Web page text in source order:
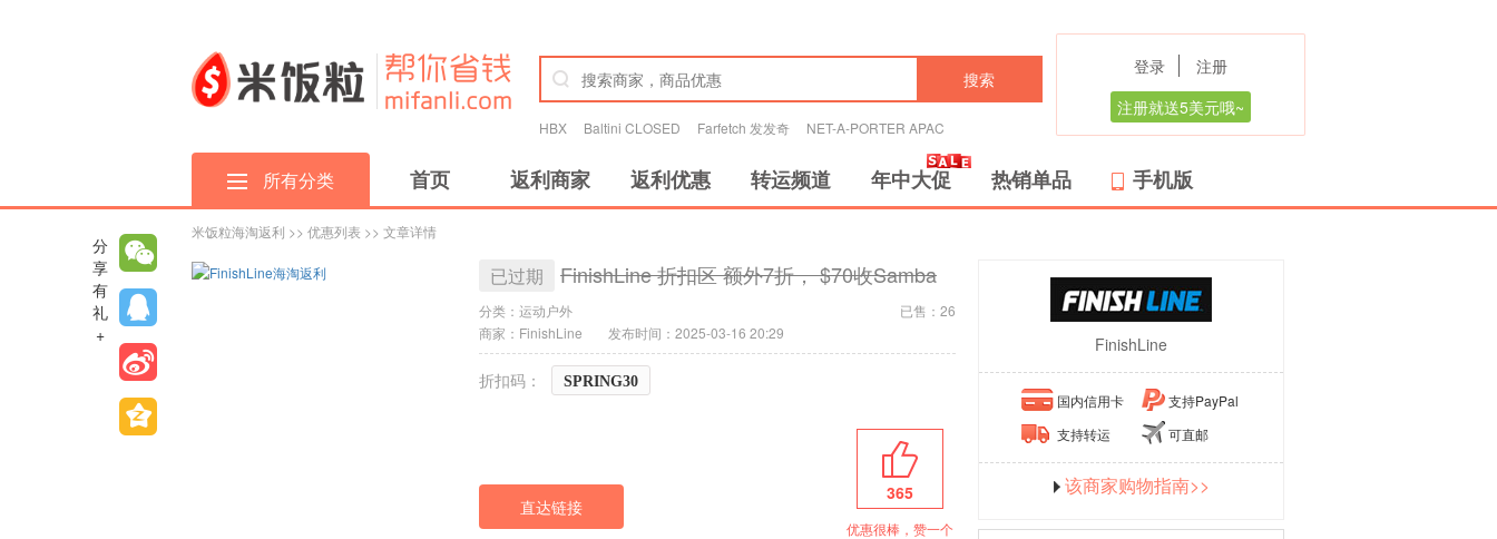
搜索
HBX Baltini CLOSED Farfetch 发发奇 NET-A-PORTER APAC
登录
注册
注册就送5美元哦~
所有分类 首页 返利商家 返利优惠 转运频道 年中大促 热销单品 手机版
米饭粒海淘返利 >> 优惠列表 >> 文章详情
已过期 FinishLine 折扣区 额外7折， $70收Samba
分类： 运动户外
已售：26
商家：FinishLine
发布时间：2025-03-16 20:29
折扣码： SPRING30
直达链接
365
优惠很棒，赞一个
FinishLine
国内信用卡
支持PayPal
支持转运
可直邮
该商家购物指南>>
分
享
有
礼
+